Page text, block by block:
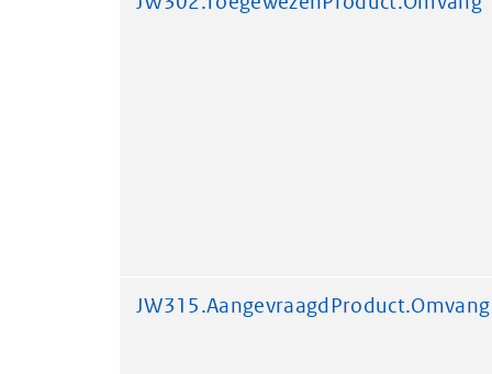
JW315.AangevraagdProduct.Omvang